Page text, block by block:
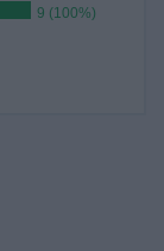
9 (100%)